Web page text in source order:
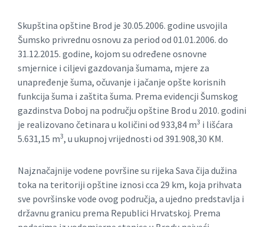
Skupština opštine Brod je 30.05.2006. godine usvojila
Šumsko privrednu osnovu za period od 01.01.2006. do
31.12.2015. godine, kojom su određene osnovne
smjernice i ciljevi gazdovanja šumama, mjere za
unapređenje šuma, očuvanje i jačanje opšte korisnih
funkcija šuma i zaštita šuma. Prema evidencji Šumskog
gazdinstva Doboj na području opštine Brod u 2010. godini
je realizovano četinara u količini od 933,84 m3 i lišćara
5.631,15 m3, u ukupnoj vrijednosti od 391.908,30 KM.
Najznačajnije vodene površine su rijeka Sava čija dužina
toka na teritoriji opštine iznosi cca 29 km, koja prihvata
sve površinske vode ovog područja, a ujedno predstavlja i
državnu granicu prema Republici Hrvatskoj. Prema